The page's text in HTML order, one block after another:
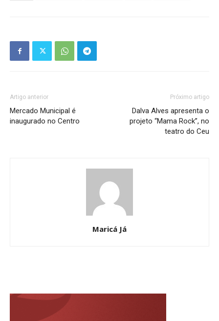
Artigo anterior
Mercado Municipal é
inaugurado no Centro
Próximo artigo
Dalva Alves apresenta o
projeto “Mama Rock”, no
teatro do Ceu
Maricá Já